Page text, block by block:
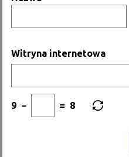
Witryna internetowa
9 − = 8